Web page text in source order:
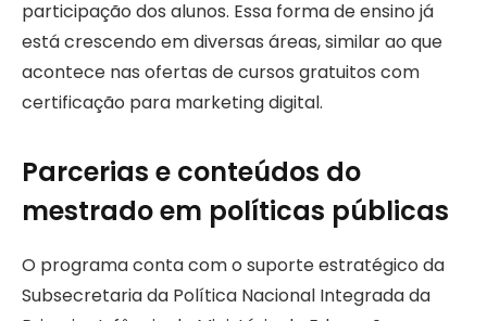
participação dos alunos. Essa forma de ensino já
está crescendo em diversas áreas, similar ao que
acontece nas ofertas de cursos gratuitos com
certificação para marketing digital.
Parcerias e conteúdos do
mestrado em políticas públicas
O programa conta com o suporte estratégico da
Subsecretaria da Política Nacional Integrada da